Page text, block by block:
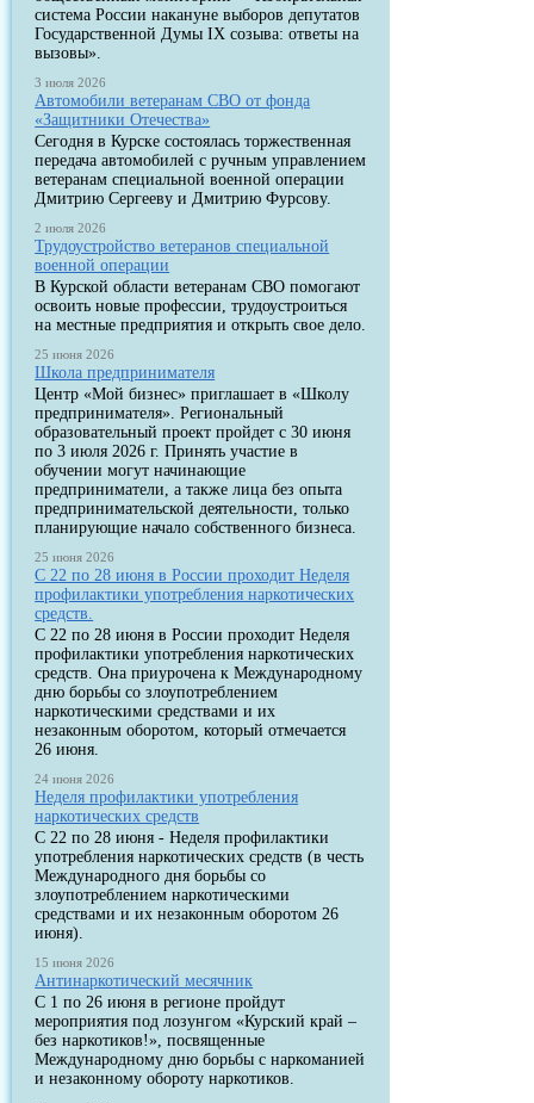
система России накануне выборов депутатов
Государственной Думы IX созыва: ответы на
вызовы».
3 июля 2026
Автомобили ветеранам СВО от фонда
«Защитники Отечества»
Сегодня в Курске состоялась торжественная
передача автомобилей с ручным управлением
ветеранам специальной военной операции
Дмитрию Сергееву и Дмитрию Фурсову.
2 июля 2026
Трудоустройство ветеранов специальной
военной операции
В Курской области ветеранам СВО помогают
освоить новые профессии, трудоустроиться
на местные предприятия и открыть свое дело.
25 июня 2026
Школа предпринимателя
Центр «Мой бизнес» приглашает в «Школу
предпринимателя». Региональный
образовательный проект пройдет с 30 июня
по 3 июля 2026 г. Принять участие в
обучении могут начинающие
предприниматели, а также лица без опыта
предпринимательской деятельности, только
планирующие начало собственного бизнеса.
25 июня 2026
С 22 по 28 июня в России проходит Неделя
профилактики употребления наркотических
средств.
С 22 по 28 июня в России проходит Неделя
профилактики употребления наркотических
средств. Она приурочена к Международному
дню борьбы со злоупотреблением
наркотическими средствами и их
незаконным оборотом, который отмечается
26 июня.
24 июня 2026
Неделя профилактики употребления
наркотических средств
С 22 по 28 июня - Неделя профилактики
употребления наркотических средств (в честь
Международного дня борьбы со
злоупотреблением наркотическими
средствами и их незаконным оборотом 26
июня).
15 июня 2026
Антинаркотический месячник
С 1 по 26 июня в регионе пройдут
мероприятия под лозунгом «Курский край –
без наркотиков!», посвященные
Международному дню борьбы с наркоманией
и незаконному обороту наркотиков.